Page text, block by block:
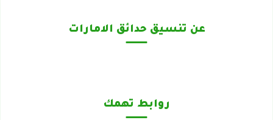
عن تنسيق حدائق الامارات
روابط تهمك